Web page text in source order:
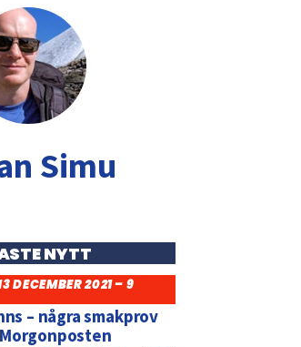
Simu
NYTT
DECEMBER 2021 – 9
– några smakprov